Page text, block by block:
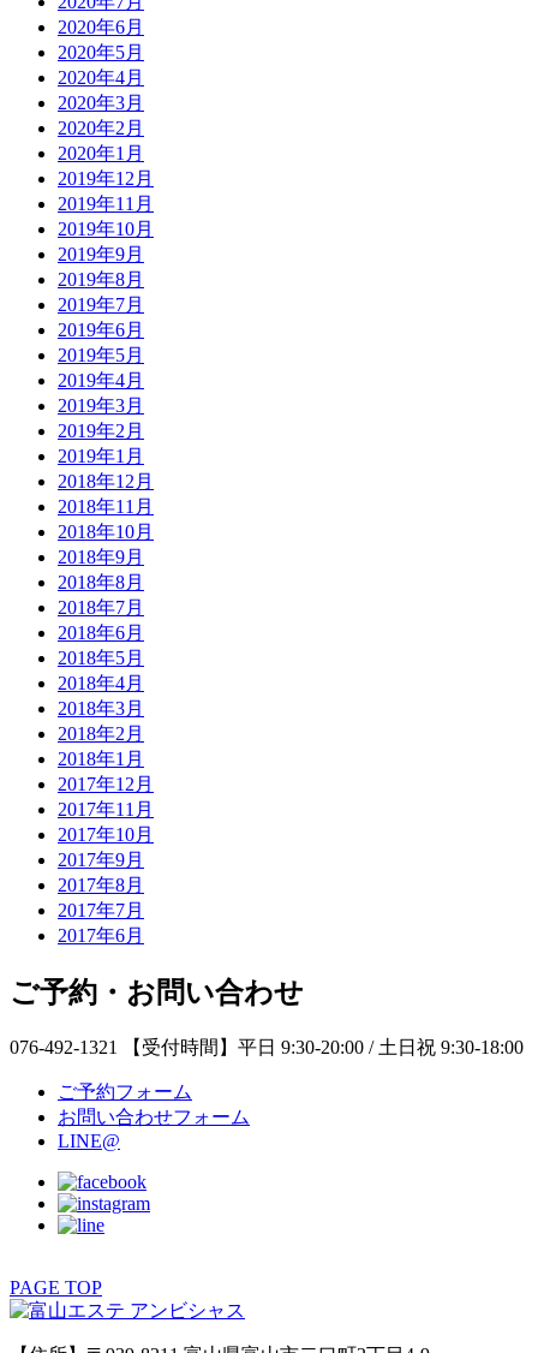
2020年6月
2020年5月
2020年4月
2020年3月
2020年2月
2020年1月
2019年12月
2019年11月
2019年10月
2019年9月
2019年8月
2019年7月
2019年6月
2019年5月
2019年4月
2019年3月
2019年2月
2019年1月
2018年12月
2018年11月
2018年10月
2018年9月
2018年8月
2018年7月
2018年6月
2018年5月
2018年4月
2018年3月
2018年2月
2018年1月
2017年12月
2017年11月
2017年10月
2017年9月
2017年8月
2017年7月
2017年6月
ご予約・お問い合わせ
076-492-1321 【受付時間】平日 9:30-20:00 / 土日祝 9:30-18:00
ご予約フォーム
お問い合わせフォーム
LINE@
PAGE TOP